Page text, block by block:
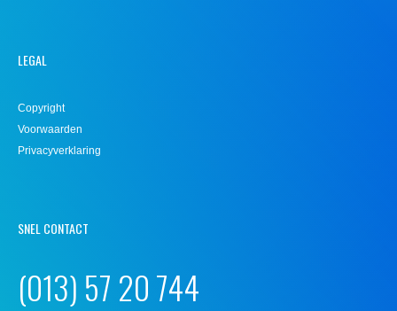
LEGAL
Copyright
Voorwaarden
Privacyverklaring
SNEL CONTACT
(013) 57 20 744